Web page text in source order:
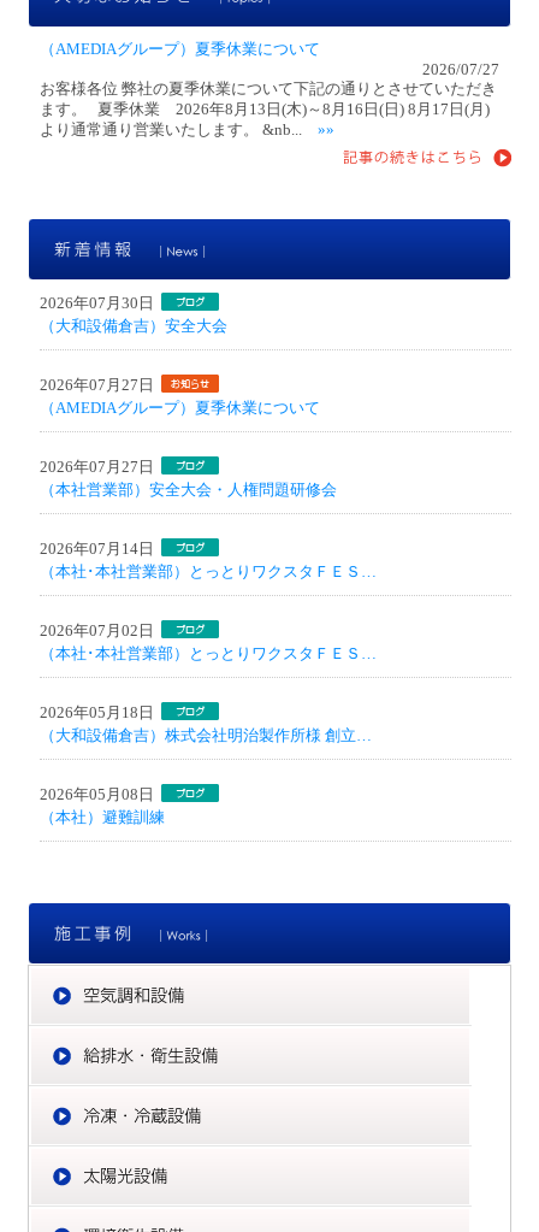
（AMEDIAグループ）夏季休業について
2026/07/27
お客様各位 弊社の夏季休業について下記の通りとさせていただき
ます。 夏季休業 2026年8月13日(木)～8月16日(日) 8月17日(月)
より通常通り営業いたします。 &nb...»»
2026年07月30日
（大和設備倉吉）安全大会
2026年07月27日
（AMEDIAグループ）夏季休業について
2026年07月27日
（本社営業部）安全大会・人権問題研修会
2026年07月14日
（本社･本社営業部）とっとりワクスタＦＥＳ…
2026年07月02日
（本社･本社営業部）とっとりワクスタＦＥＳ…
2026年05月18日
（大和設備倉吉）株式会社明治製作所様 創立…
2026年05月08日
（本社）避難訓練